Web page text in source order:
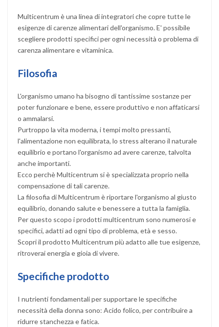
Multicentrum è una linea di integratori che copre tutte le
esigenze di carenze alimentari dell'organismo. E' possibile
scegliere prodotti specifici per ogni necessità o problema di
carenza alimentare e vitaminica.
Filosofia
L'organismo umano ha bisogno di tantissime sostanze per
poter funzionare e bene, essere produttivo e non affaticarsi
o ammalarsi.
Purtroppo la vita moderna, i tempi molto pressanti,
l'alimentazione non equilibrata, lo stress alterano il naturale
equilibrio e portano l'organismo ad avere carenze, talvolta
anche importanti.
Ecco perchè Multicentrum si è specializzata proprio nella
compensazione di tali carenze.
La filosofia di Multicentrum è riportare l'organismo al giusto
equilibrio, donando salute e benessere a tutta la famiglia.
Per questo scopo i prodotti multicentrum sono numerosi e
specifici, adatti ad ogni tipo di problema, età e sesso.
Scopri il prodotto Multicentrum più adatto alle tue esigenze,
ritroverai energia e gioia di vivere.
Specifiche prodotto
I nutrienti fondamentali per supportare le specifiche
necessità della donna sono: Acido folico, per contribuire a
ridurre stanchezza e fatica.